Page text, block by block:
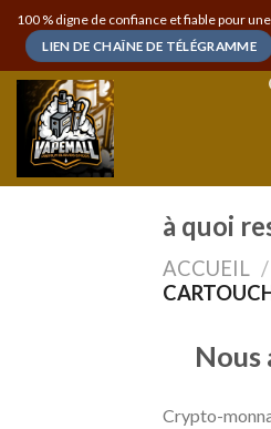
Skip
content
100 % digne de confiance et fiable pour
LIEN DE CHAÎNE DE TÉLÉGRAMME
à quoi
ACCUEIL /
Nous
Crypto-